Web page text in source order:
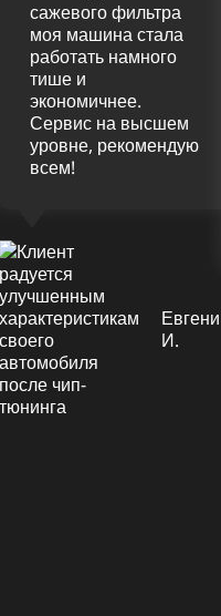
сажевого фильтра
моя машина стала
работать намного
тише и
экономичнее.
Сервис на высшем
уровне, рекомендую
всем!
И.